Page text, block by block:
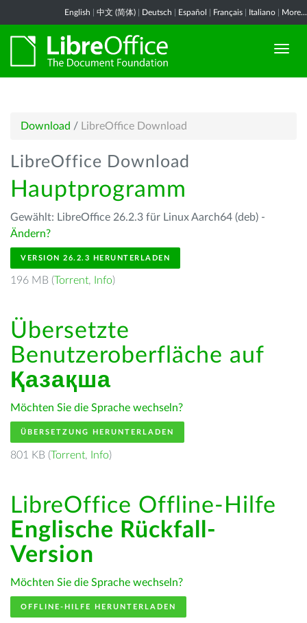
English 中文 (简体) Deutsch Español Français Italiano More...
Download / LibreOffice Download
LibreOffice Download
Hauptprogramm
Gewählt: LibreOffice 26.2.3 für Linux Aarch64 (deb) -
Ändern?
VERSION 26.2.3 HERUNTERLADEN
196 MB (Torrent, Info)
Übersetzte
Benutzeroberfläche auf
Қазақша
Möchten Sie die Sprache wechseln?
ÜBERSETZUNG HERUNTERLADEN
801 KB (Torrent, Info)
LibreOffice Offline-Hilfe
Englische Rückfall-
Version
Möchten Sie die Sprache wechseln?
OFFLINE-HILFE HERUNTERLADEN